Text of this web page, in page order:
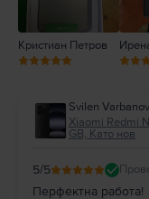
Кристиан Петров
Svilen Varbanov
Xiaomi Redmi
GB, Като нов
5/5
Перфектна работа!